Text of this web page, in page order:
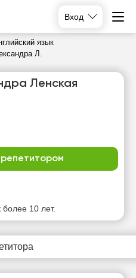
Вход
язык
Л.
Ленская
10 лет.
пн
Нет
свободных